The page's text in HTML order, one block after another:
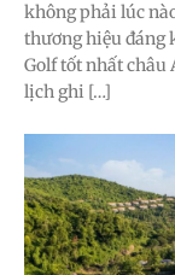
không phải lúc
thương hiệu đáng
Golf tốt nhất châu
lịch ghi […]